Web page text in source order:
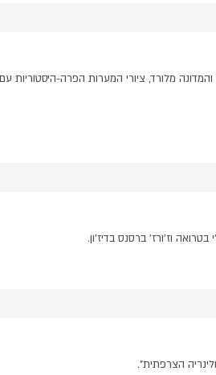
והמדונה מלורד, ציורי המערות הפרה-היסטוריות
וז'ורז' ברסנס בדיז'ון.
הצרפתית".